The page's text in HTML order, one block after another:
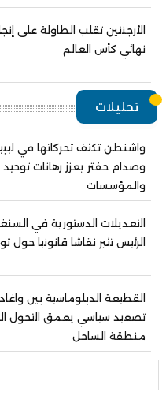
الأرجنتين تقلب الطاولة على
نهائي كأس العالم
تحليلات
واشنطن تكثف تحركاتها في
وصدام حفتر يعزز رهانات
والمؤسسات
التعديلات الدستورية في
الرئيس تثير نقاشا قانونيا حول
القطيعة الدبلوماسية بين
تصعيد سياسي يعمق التحول
منطقة الساحل